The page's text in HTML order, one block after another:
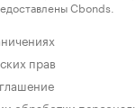
Cbonds.
прав